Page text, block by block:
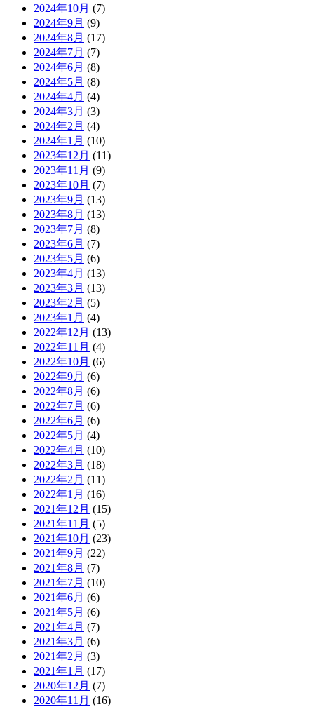
2024年10月 (7)
2024年9月 (9)
2024年8月 (17)
2024年7月 (7)
2024年6月 (8)
2024年5月 (8)
2024年4月 (4)
2024年3月 (3)
2024年2月 (4)
2024年1月 (10)
2023年12月 (11)
2023年11月 (9)
2023年10月 (7)
2023年9月 (13)
2023年8月 (13)
2023年7月 (8)
2023年6月 (7)
2023年5月 (6)
2023年4月 (13)
2023年3月 (13)
2023年2月 (5)
2023年1月 (4)
2022年12月 (13)
2022年11月 (4)
2022年10月 (6)
2022年9月 (6)
2022年8月 (6)
2022年7月 (6)
2022年6月 (6)
2022年5月 (4)
2022年4月 (10)
2022年3月 (18)
2022年2月 (11)
2022年1月 (16)
2021年12月 (15)
2021年11月 (5)
2021年10月 (23)
2021年9月 (22)
2021年8月 (7)
2021年7月 (10)
2021年6月 (6)
2021年5月 (6)
2021年4月 (7)
2021年3月 (6)
2021年2月 (3)
2021年1月 (17)
2020年12月 (7)
2020年11月 (16)